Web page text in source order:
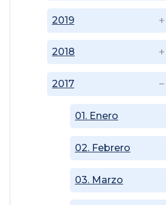
2017
01. Enero
02. Febrero
03. Marzo
2018
2019